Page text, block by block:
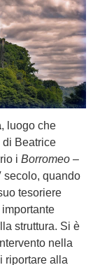
, luogo che
di Beatrice
i Borromeo –
secolo, quando
tesoriere
struttura. Si è
nella
riportare alla